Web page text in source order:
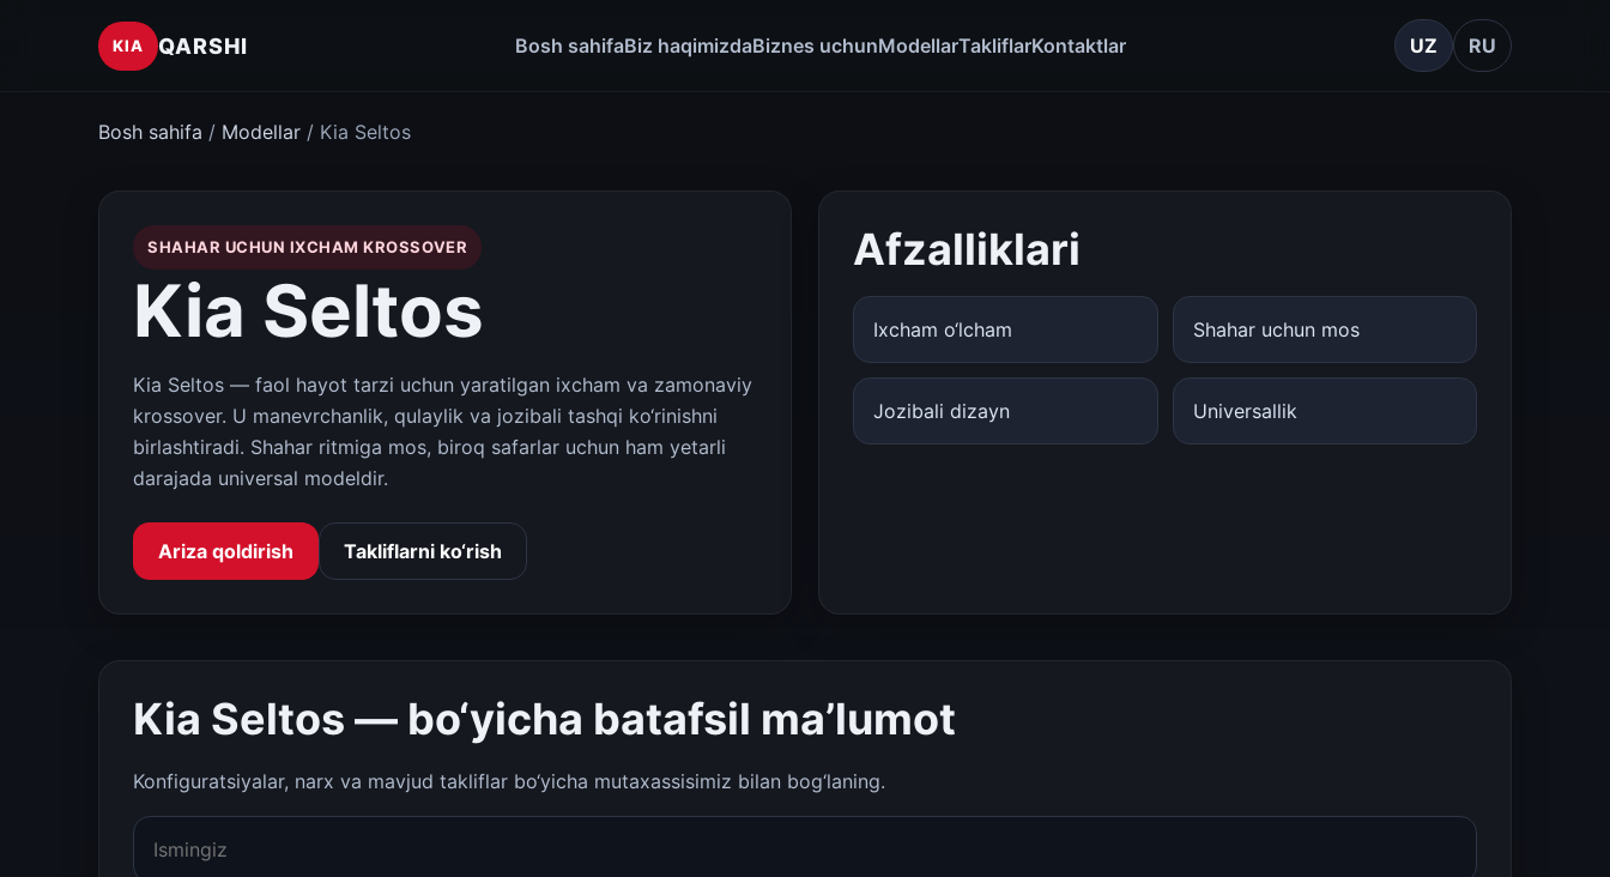
KIA QARSHI Bosh sahifaBiz haqimizdaBiznes uchunModellarTakliflarKontaktlar UZ RU
Bosh sahifa / Modellar / Kia Seltos
SHAHAR UCHUN IXCHAM KROSSOVER
Kia Seltos
Kia Seltos — faol hayot tarzi uchun yaratilgan ixcham va zamonaviy
krossover. U manevrchanlik, qulaylik va jozibali tashqi ko‘rinishni
birlashtiradi. Shahar ritmiga mos, biroq safarlar uchun ham yetarli
darajada universal modeldir.
Ariza qoldirish Takliflarni ko‘rish
Afzalliklari
Ixcham o‘lcham Shahar uchun mos
Jozibali dizayn Universallik
Kia Seltos — bo‘yicha batafsil ma’lumot
Konfiguratsiyalar, narx va mavjud takliflar bo‘yicha mutaxassisimiz bilan bog‘laning.